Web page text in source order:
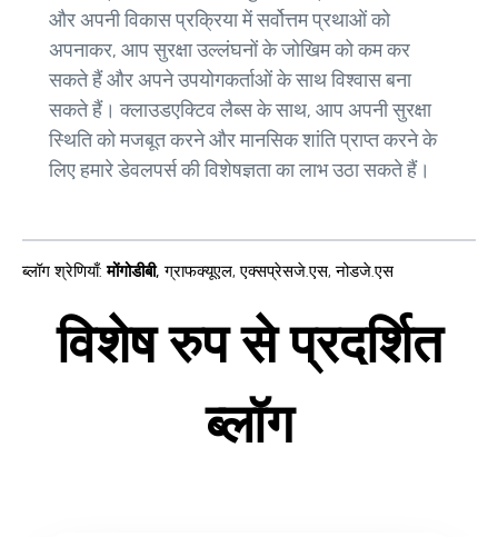
और अपनी विकास प्रक्रिया में सर्वोत्तम प्रथाओं को
अपनाकर, आप सुरक्षा उल्लंघनों के जोखिम को कम कर
सकते हैं और अपने उपयोगकर्ताओं के साथ विश्वास बना
सकते हैं। क्लाउडएक्टिव लैब्स के साथ, आप अपनी सुरक्षा
स्थिति को मजबूत करने और मानसिक शांति प्राप्त करने के
लिए हमारे डेवलपर्स की विशेषज्ञता का लाभ उठा सकते हैं।
ब्लॉग श्रेणियाँ: मोंगोडीबी, ग्राफक्यूएल,एक्सप्रेसजे.एस,नोडजे.एस
विशेष रुप से प्रदर्शित
ब्लॉग